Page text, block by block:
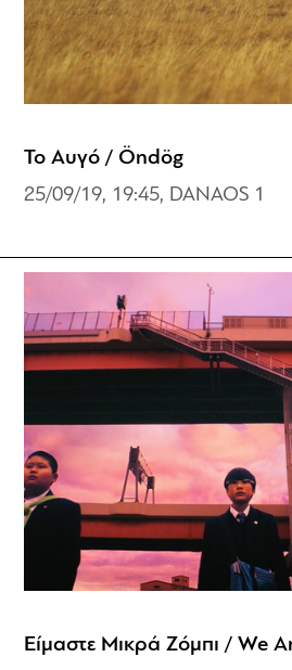
Το Αυγό / Öndög
25/09/19, 19:45, DANAOS 1
Είμαστε Μικρά Ζόμπι / We